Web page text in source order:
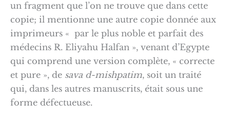
un fragment que l’on ne trouve que dans cette
copie; il mentionne une autre copie donnée aux
imprimeurs « par le plus noble et parfait des
médecins R. Eliyahu Halfan », venant d’Egypte
qui comprend une version complète, « correcte
et pure », de sava d-mishpatim, soit un traité
qui, dans les autres manuscrits, était sous une
forme défectueuse.